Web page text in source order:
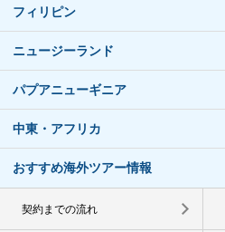
フィリピン
ニュージーランド
パプアニューギニア
中東・アフリカ
おすすめ海外ツアー情報
契約までの流れ